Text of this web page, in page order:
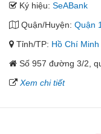
Ký hiệu: SeABank
Quận/Huyện: Quận
Tỉnh/TP: Hồ Chí Minh
Số 957 đường 3/2,
Xem chi tiết